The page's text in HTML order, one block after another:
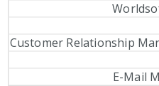
Customer Relationship
E-Mail